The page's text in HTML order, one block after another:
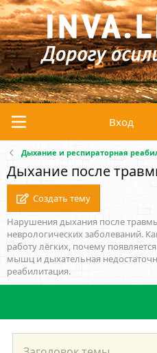
Вход
Дыхание и респираторная
Дыхание после
Создать тему
Нарушения дыхания после
неврологических заболеваний.
работу лёгких, почему
мышц и дыхательная
реабилитация.